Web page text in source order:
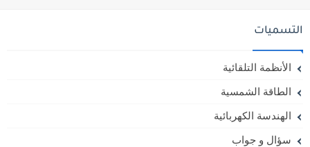
التسميات
الأنظمة التلقائية
الطاقة الشمسية
الهندسة الكهربائية
سؤال و جواب